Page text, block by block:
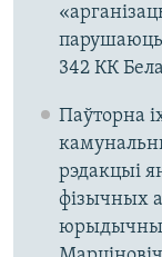
парушаюць
342 КК
Паўторна
рэдакцыі
фізычных